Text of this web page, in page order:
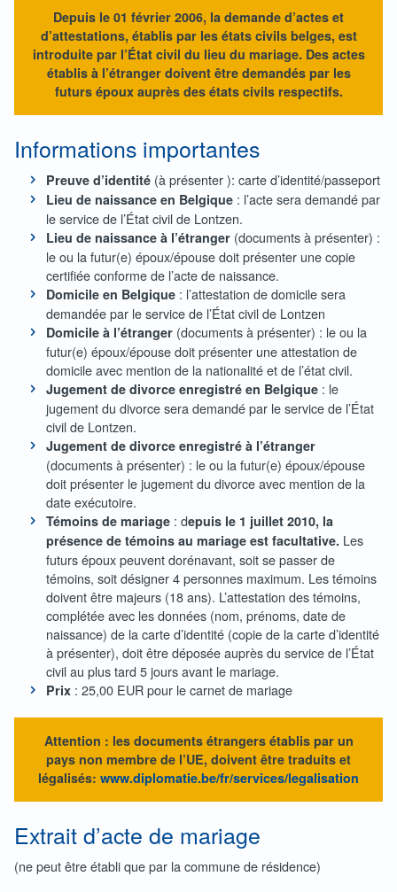
Depuis le 01 février 2006, la demande d’actes et
d’attestations, établis par les états civils belges, est
introduite par l’État civil du lieu du mariage. Des actes
établis à l’étranger doivent être demandés par les
futurs époux auprès des états civils respectifs.
Informations importantes
Preuve d’identité(à présenter ): carte d’identité/passeport
Lieu de naissance en Belgique : l’acte sera demandé par
le service de l’État civil de Lontzen.
Lieu de naissance à l’étranger(documents à présenter) :
le ou la futur(e) époux/épouse doit présenter une copie
certifiée conforme de l’acte de naissance.
Domicile en Belgique : l’attestation de domicile sera
demandée par le service de l’État civil de Lontzen
Domicile à l’étranger(documents à présenter) : le ou la
futur(e) époux/épouse doit présenter une attestation de
domicile avec mention de la nationalité et de l’état civil.
Jugement de divorce enregistré en Belgique : le
jugement du divorce sera demandé par le service de l’État
civil de Lontzen.
Jugement de divorce enregistré à l’étranger
(documents à présenter) : le ou la futur(e) époux/épouse
doit présenter le jugement du divorce avec mention de la
date exécutoire.
Témoins de mariage : depuis le 1 juillet 2010, la
présence de témoins au mariage est facultative. Les
futurs époux peuvent dorénavant, soit se passer de
témoins, soit désigner 4 personnes maximum. Les témoins
doivent être majeurs (18 ans). L’attestation des témoins,
complétée avec les données (nom, prénoms, date de
naissance) de la carte d’identité (copie de la carte d’identité
à présenter), doit être déposée auprès du service de l’État
civil au plus tard 5 jours avant le mariage.
Prix : 25,00 EUR pour le carnet de mariage
Attention : les documents étrangers établis par un
pays non membre de l’UE, doivent être traduits et
légalisés: www.diplomatie.be/fr/services/legalisation
Extrait d’acte de mariage
(ne peut être établi que par la commune de résidence)